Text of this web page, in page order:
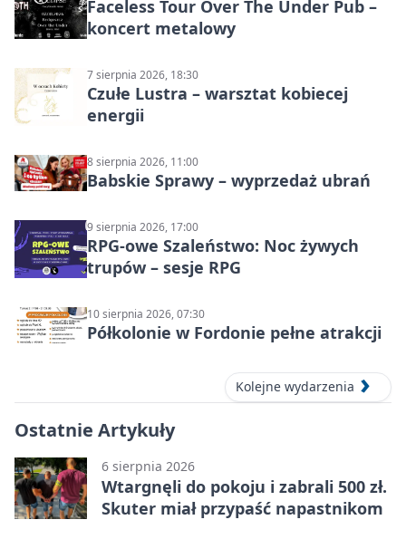
Faceless Tour Over The Under Pub –
koncert metalowy
7 sierpnia 2026, 18:30
Czułe Lustra – warsztat kobiecej
energii
8 sierpnia 2026, 11:00
Babskie Sprawy – wyprzedaż ubrań
9 sierpnia 2026, 17:00
RPG-owe Szaleństwo: Noc żywych
trupów – sesje RPG
10 sierpnia 2026, 07:30
Półkolonie w Fordonie pełne atrakcji
Kolejne wydarzenia
Ostatnie Artykuły
6 sierpnia 2026
Wtargnęli do pokoju i zabrali 500 zł.
Skuter miał przypaść napastnikom